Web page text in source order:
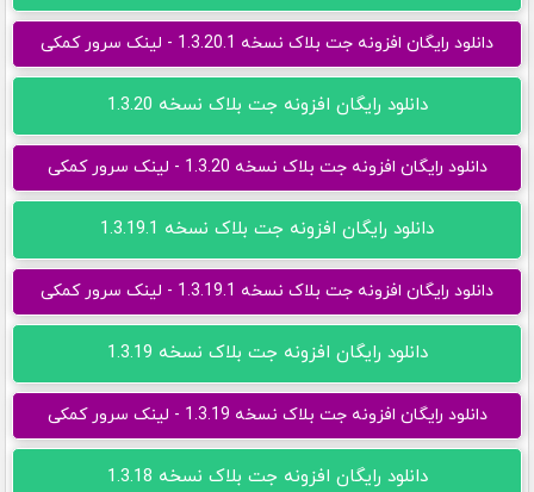
دانلود رایگان افزونه جت بلاک نسخه 1.3.20.1 - لینک سرور کمکی
دانلود رایگان افزونه جت بلاک نسخه 1.3.20
دانلود رایگان افزونه جت بلاک نسخه 1.3.20 - لینک سرور کمکی
دانلود رایگان افزونه جت بلاک نسخه 1.3.19.1
دانلود رایگان افزونه جت بلاک نسخه 1.3.19.1 - لینک سرور کمکی
دانلود رایگان افزونه جت بلاک نسخه 1.3.19
دانلود رایگان افزونه جت بلاک نسخه 1.3.19 - لینک سرور کمکی
دانلود رایگان افزونه جت بلاک نسخه 1.3.18